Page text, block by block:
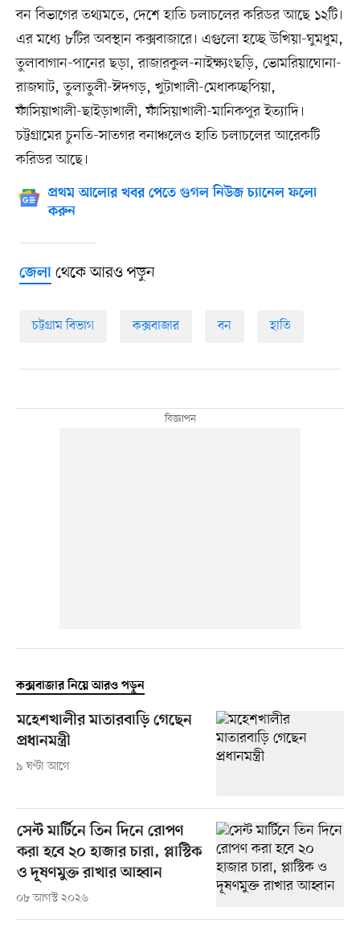
বন বিভাগের তথ্যমতে, দেশে হাতি চলাচলের করিডর আছে ১২টি।
এর মধ্যে ৮টির অবস্থান কক্সবাজারে। এগুলো হচ্ছে উখিয়া-ঘুমধুম,
তুলাবাগান-পানের ছড়া, রাজারকুল-নাইক্ষ্যংছড়ি, ভোমরিয়াঘোনা-
রাজঘাট, তুলাতুলী-ঈদগড়, খুটাখালী-মেধাকচ্ছপিয়া,
ফাঁসিয়াখালী-ছাইড়াখালী, ফাঁসিয়াখালী-মানিকপুর ইত্যাদি।
চট্টগ্রামের চুনতি-সাতগর বনাঞ্চলেও হাতি চলাচলের আরেকটি
করিডর আছে।
প্রথম আলোর খবর পেতে গুগল নিউজ চ্যানেল ফলো
করুন
জেলাথেকে আরও পড়ুন
চট্টগ্রাম বিভাগ কক্সবাজার বন হাতি
কক্সবাজার নিয়ে আরও পড়ুন
মহেশখালীর মাতারবাড়ি গেছেন
প্রধানমন্ত্রী
৯ ঘণ্টা আগে
সেন্ট মার্টিনে তিন দিনে রোপণ
করা হবে ২০ হাজার চারা, প্লাস্টিক
ও দূষণমুক্ত রাখার আহ্বান
০৮ আগস্ট ২০২৬